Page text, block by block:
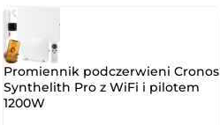
Promiennik podczerwieni Cronos
Synthelith Pro z WiFi i pilotem
1200W